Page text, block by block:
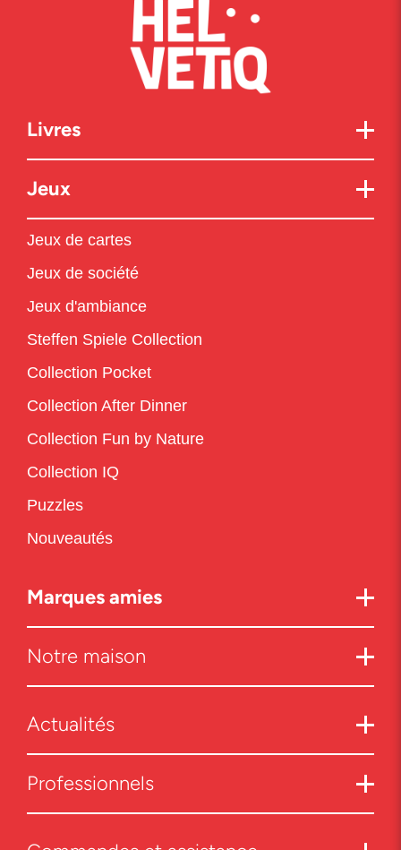
Livres
Jeux
Jeux de cartes
Jeux de société
Jeux d'ambiance
Steffen Spiele Collection
Collection Pocket
Collection After Dinner
Collection Fun by Nature
Collection IQ
Puzzles
Nouveautés
Marques amies
Notre maison
Actualités
Professionnels